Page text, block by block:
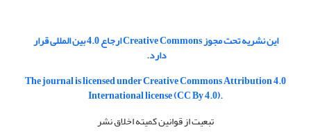
این نشریه تحت مجوز Creative Commons ارجاع 4.0 بین المللی قرار
دارد.
The journal is licensed under Creative Commons Attribution 4.0
International license (CC By 4.0).
تبعیت از قوانین کمیته اخلاق نشر